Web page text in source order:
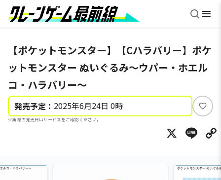
【ポケットモンスター】【Cハラバリー】ポケ
ットモンスター ぬいぐるみ～ウパー・ホエル
コ・ハラバリー～
発売予定： 2025年6月24日 0時
※実際の発売日はサービスをご確認ください。
い
ね
X